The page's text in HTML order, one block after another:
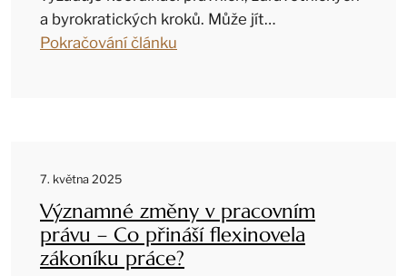
a byrokratických kroků. Může jít…
Pokračování článku
7. května 2025
Významné změny v pracovním
právu – Co přináší flexinovela
zákoníku práce?